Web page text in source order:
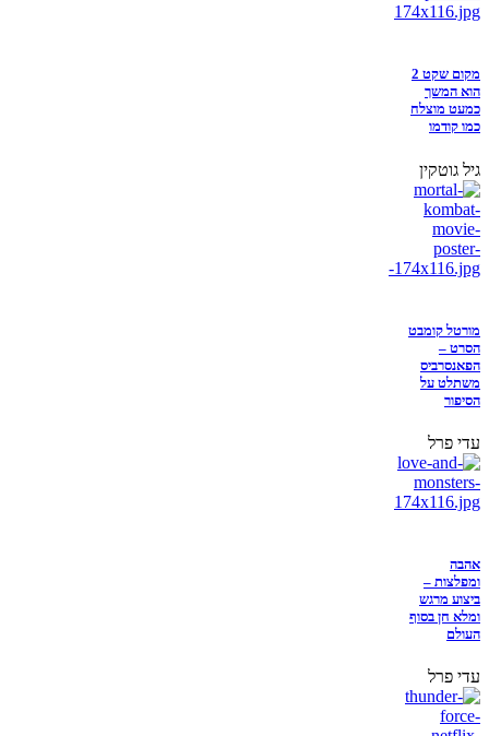
מקום שקט 2
הוא המשך
כמעט מוצלח
כמו קודמו
גיל גוטקין
מורטל קומבט
הסרט –
הפאנסרביס
משתלט על
הסיפור
עדי פרל
אהבה
ומפלצות –
ביצוע מרגש
ומלא חן בסוף
העולם
עדי פרל